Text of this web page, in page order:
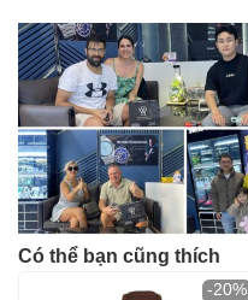
Có thể bạn cũng thích
-20%